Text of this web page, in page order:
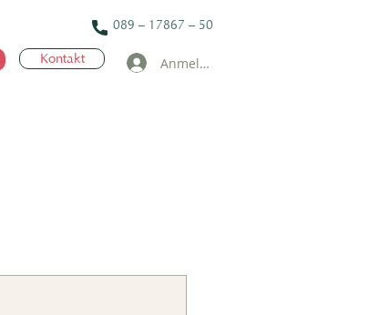
089 – 17867 – 50
Kontakt Anmelden